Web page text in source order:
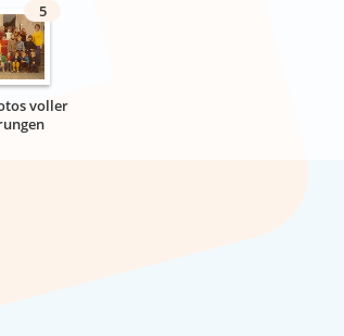
5
voller